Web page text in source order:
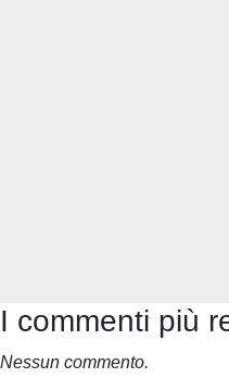
I commenti più
Nessun commento.